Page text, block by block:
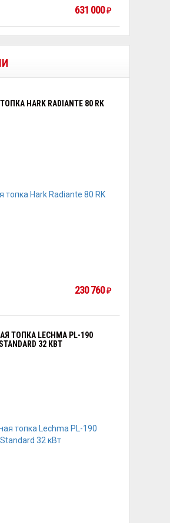
631 000₽
HARK RADIANTE 80 RK
230 760₽
ТОПКА LECHMA PL-190
STANDARD 32 КВТ